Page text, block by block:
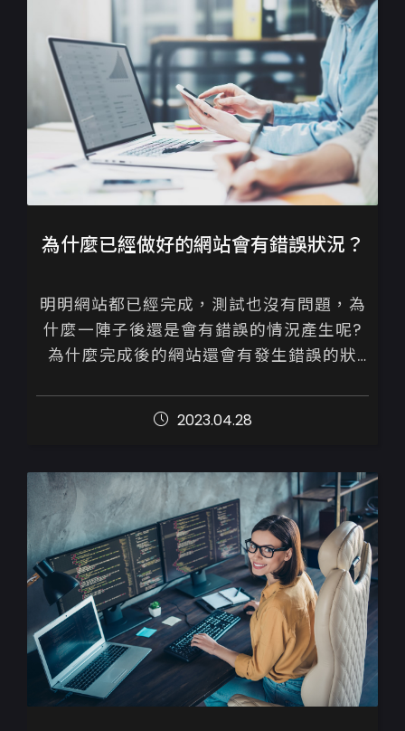
為什麼已經做好的網站會有錯誤狀況？
明明網站都已經完成，測試也沒有問題，為
什麼一陣子後還是會有錯誤的情況產生呢?
為什麼完成後的網站還會有發生錯誤的狀
網站登入不了、圖片上傳不了、登入時間過
2023.04.28